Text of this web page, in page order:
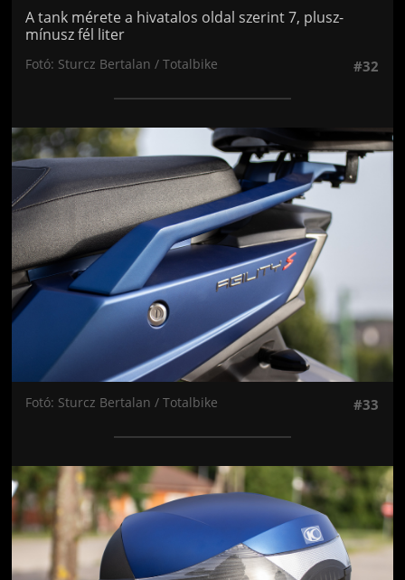
A tank mérete a hivatalos oldal szerint 7, plusz-
mínusz fél liter
Fotó: Sturcz Bertalan / Totalbike #32
Jön még kép!
Fotó: Sturcz Bertalan / Totalbike #33
Jön még kép!